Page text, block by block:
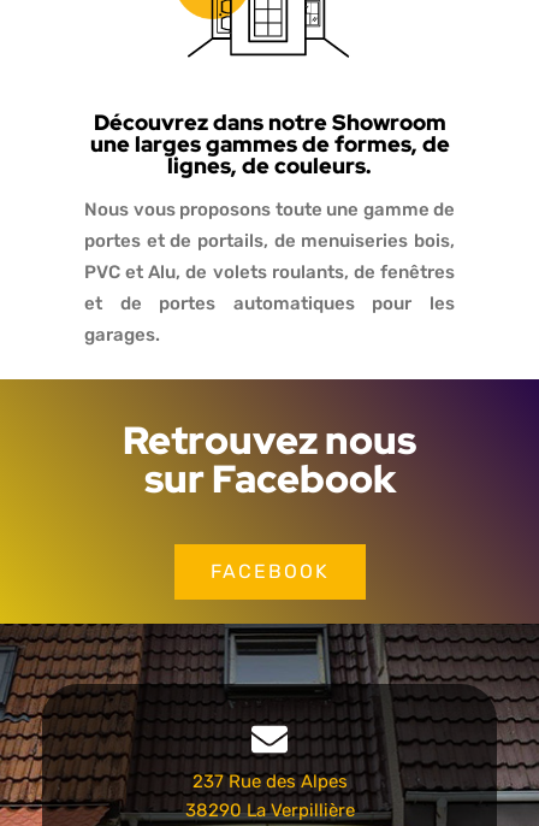
Découvrez dans notre Showroom
une larges gammes de formes, de
lignes, de couleurs.
Nous vous proposons toute une gamme de
portes et de portails, de menuiseries bois,
PVC et Alu, de volets roulants, de fenêtres
et de portes automatiques pour les
garages.
Retrouvez nous
sur Facebook
FACEBOOK
237 Rue des Alpes
38290 La Verpillière